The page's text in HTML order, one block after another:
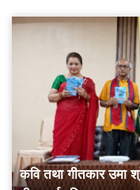
कवि तथा गीतकार उमा